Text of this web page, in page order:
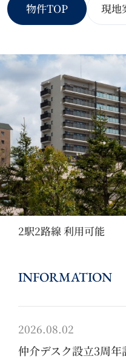
物件TOP 現地
2駅2路線 利用可能
INFORMATION
2026.08.02
仲介デスク設立3周